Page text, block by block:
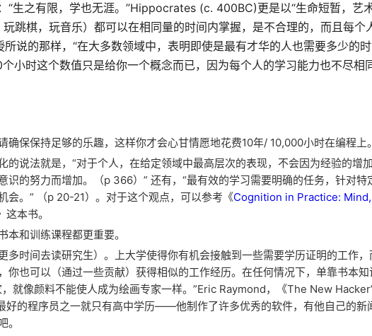
生之有限，学也无涯。”Hippocrates (c. 400BC)更是以“生命短暂，艺
跳棋，玩音乐）都可以在相同量的时间内掌握，是不合理的，而且每个
说的那样，“在大多数领域中，表明即使是最有才华的人也需要多少的
小时这个数值只是给你一个概念而已，因为每个人的学习能力也不尽相
保保持足够的乐趣，这样你才会心甘情愿地花费10年/ 10,000小时在编程上。
说法就是，“对于个人，在给定领域中最高层次的表现，不会因为经验的增加
识的努力而增加。（p 366）” 还有，“最有效的学习需要明确的任务，针对特
会。” （p 20-21）。对于这个观点，可以参考《Cognition in Practice: Mind,
这本书。
和训练课程都更重要。
多时间去读研究生）。上大学使得你有机会接触到一些需要学历证明的工作
你也可以（通过一些贡献）获得相似的工作经历。在任何情况下，单靠书本
就像颜料不能使人成为绘画专家一样。”Eric Raymond，《The New
的程序员之一就只有高中学历——他制作了许多优秀的软件，有他自己的新
。